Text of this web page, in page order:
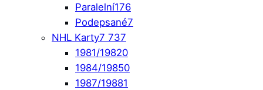
Paralelní176
Podepsané7
NHL Karty7 737
1981/19820
1984/19850
1987/19881